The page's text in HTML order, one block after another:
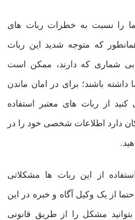
را نسبت به خطرات ربات های
که متوجه شدید این ربات
بی شماری که دارند، ممکن است
باشند؛ برای در امان ماندن
از ربات های معتبر استفاده
دارد اطلاعات شخصی خود را در
از این ربات ها مشکلاتی
حتما از یک وکیل آگاه و خبره در این
بتوانید مشکل را از طریق قانونی